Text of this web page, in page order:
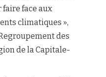
face aux
climatiques »,
des
de la Capitale-